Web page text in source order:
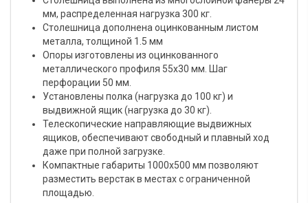
мм, распределенная нагрузка 300 кг.
Столешница дополнена оцинкованным листом
металла, толщиной 1.5 мм
Опоры изготовлены из оцинкованного
металлического профиля 55х30 мм. Шаг
перфорации 50 мм.
Установлены полка (нагрузка до 100 кг) и
выдвижной ящик (нагрузка до 30 кг).
Телескопические направляющие выдвижных
ящиков, обеспечивают свободный и плавный ход
даже при полной загрузке.
Компактные габариты 1000х500 мм позволяют
разместить верстак в местах с ограниченной
площадью.